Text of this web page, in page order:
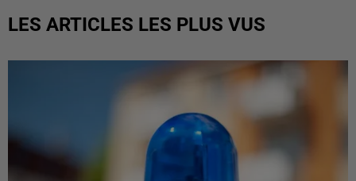
LES ARTICLES LES PLUS VUS